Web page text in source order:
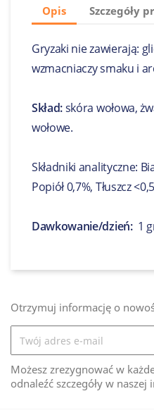
Opis Szczegóły
Gryzaki nie zawierają:
wzmacniaczy smaku i
Skład:skóra wołowa,
wołowe.
Składniki analityczne:
Popiół 0,7%, Tłuszcz
Dawkowanie/dzień:1
Otrzymuj informację o
Możesz zrezygnować w
odnaleźć szczegóły w